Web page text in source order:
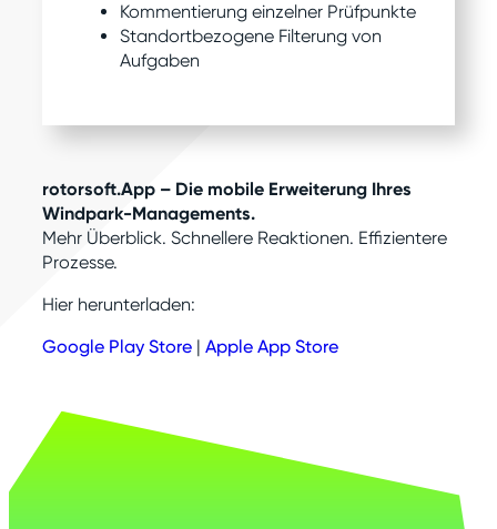
Kommentierung einzelner Prüfpunkte
Standortbezogene Filterung von
Aufgaben
rotorsoft.App – Die mobile Erweiterung Ihres
Windpark-Managements.
Mehr Überblick. Schnellere Reaktionen. Effizientere
Prozesse.
Hier herunterladen:
Google Play Store | Apple App Store